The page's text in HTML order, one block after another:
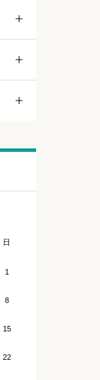
日
1
8
15
22